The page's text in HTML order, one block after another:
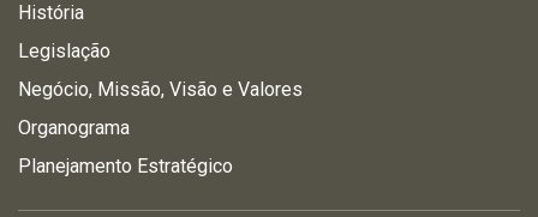
História
Legislação
Negócio, Missão, Visão e Valores
Organograma
Planejamento Estratégico